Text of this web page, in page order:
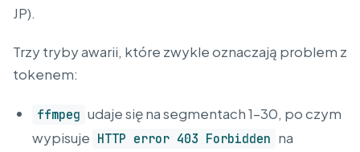
JP).
Trzy tryby awarii, które zwykle oznaczają problem z
tokenem:
ffmpeg udaje się na segmentach 1–30, po czym
wypisuje HTTP error 403 Forbidden na